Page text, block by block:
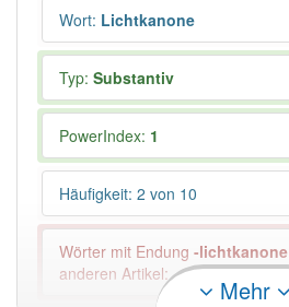
Wort: Lichtkanone
Typ: Substantiv
PowerIndex: 1
Häufigkeit: 2 von 10
Wörter mit Endung -lichtkanone
anderen Artikel: -1
Mehr